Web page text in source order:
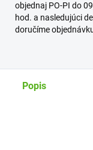
objednaj PO-PI do
hod. a nasledujúci
doručíme
Popis